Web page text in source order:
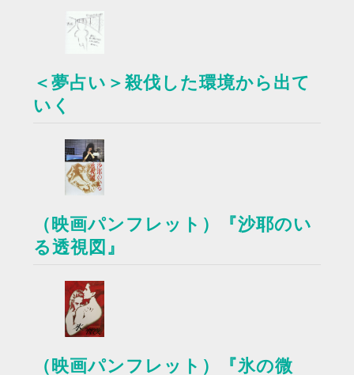
＜夢占い＞殺伐した環境から出て
いく
（映画パンフレット）『沙耶のい
る透視図』
（映画パンフレット）『氷の微